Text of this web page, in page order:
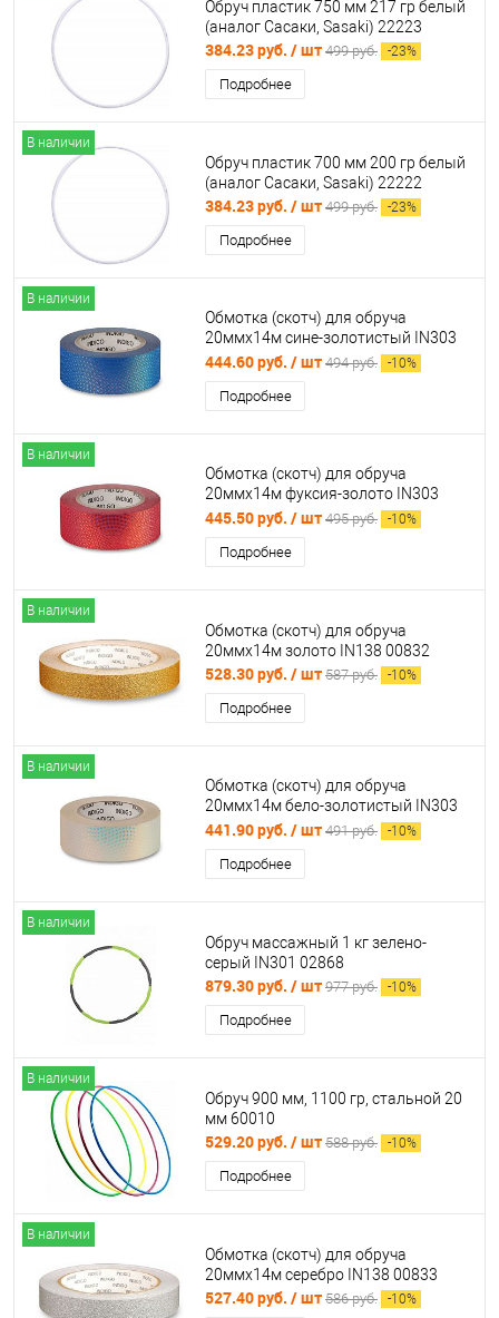
Обруч пластик 750 мм 217 гр белый
(аналог Сасаки, Sasaki) 22223
384.23 руб. / шт 499 руб. -23%
Подробнее
В наличии
Обруч пластик 700 мм 200 гр белый
(аналог Сасаки, Sasaki) 22222
384.23 руб. / шт 499 руб. -23%
Подробнее
В наличии
Обмотка (скотч) для обруча
20ммх14м сине-золотистый IN303
02874
444.60 руб. / шт 494 руб. -10%
Подробнее
В наличии
Обмотка (скотч) для обруча
20ммх14м фуксия-золото IN303
02871
445.50 руб. / шт 495 руб. -10%
Подробнее
В наличии
Обмотка (скотч) для обруча
20ммх14м золото IN138 00832
528.30 руб. / шт 587 руб. -10%
Подробнее
В наличии
Обмотка (скотч) для обруча
20ммх14м бело-золотистый IN303
02872
441.90 руб. / шт 491 руб. -10%
Подробнее
В наличии
Обруч массажный 1 кг зелено-
серый IN301 02868
879.30 руб. / шт 977 руб. -10%
Подробнее
В наличии
Обруч 900 мм, 1100 гр, стальной 20
мм 60010
529.20 руб. / шт 588 руб. -10%
Подробнее
В наличии
Обмотка (скотч) для обруча
20ммх14м серебро IN138 00833
527.40 руб. / шт 586 руб. -10%